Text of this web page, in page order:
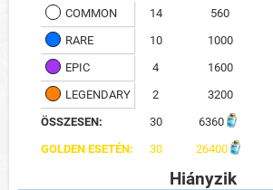
COMMON
14 560
RARE
10 1000
EPIC
4 1600
LEGENDARY
2 3200
ÖSSZESEN:
30 6360
GOLDEN ESETÉN:
30 26400
Hiányzik